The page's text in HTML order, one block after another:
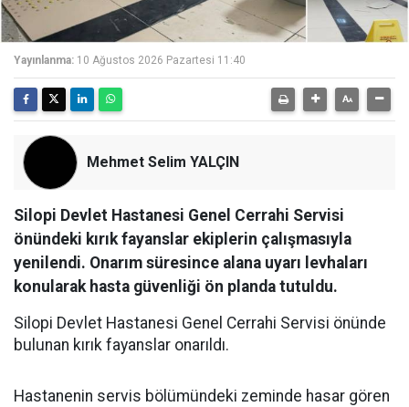
Yayınlanma: 10 Ağustos 2026 Pazartesi 11:40
Mehmet Selim YALÇIN
Silopi Devlet Hastanesi Genel Cerrahi Servisi
önündeki kırık fayanslar ekiplerin çalışmasıyla
yenilendi. Onarım süresince alana uyarı levhaları
konularak hasta güvenliği ön planda tutuldu.
Silopi Devlet Hastanesi Genel Cerrahi Servisi önünde
bulunan kırık fayanslar onarıldı.
Hastanenin servis bölümündeki zeminde hasar gören